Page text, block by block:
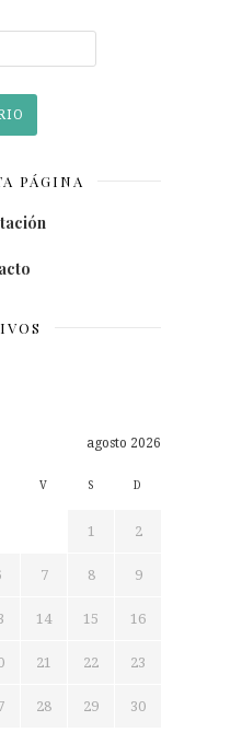
PÁGINA
agosto 2026
V S D
1 2
7 8 9
14 15 16
21 22 23
28 29 30